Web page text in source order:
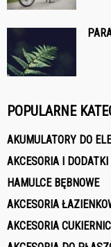
POPULARNE
AKUMULATORY DO
AKCESORIA I
HAMULCE BĘBNOWE
AKCESORIA
AKCESORIA